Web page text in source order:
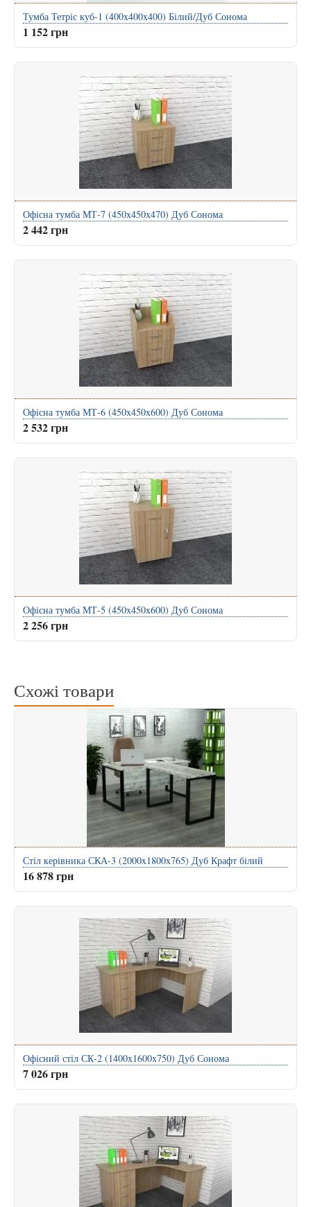
Тумба Тетріс куб-1 (400x400x400) Білий/Дуб Сонома
1 152 грн
Офісна тумба МТ-7 (450x450x470) Дуб Сонома
2 442 грн
Офісна тумба МТ-6 (450x450x600) Дуб Сонома
2 532 грн
Офісна тумба МТ-5 (450x450x600) Дуб Сонома
2 256 грн
Схожі товари
Стіл керівника СКА-3 (2000x1800x765) Дуб Крафт білий
16 878 грн
Офісний стіл СК-2 (1400x1600x750) Дуб Сонома
7 026 грн